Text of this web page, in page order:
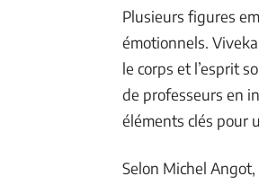
Plusieurs figures
émotionnels.
le corps et l’esprit
de professeurs en
éléments clés pour
Selon Michel